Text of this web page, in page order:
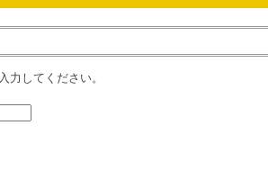
力してください。